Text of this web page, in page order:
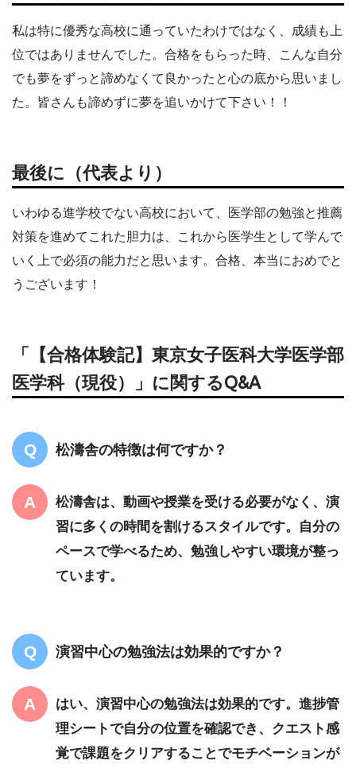
私は特に優秀な高校に通っていたわけではなく、成績も上
位ではありませんでした。合格をもらった時、こんな自分
でも夢をずっと諦めなくて良かったと心の底から思いまし
た。皆さんも諦めずに夢を追いかけて下さい！！
最後に（代表より）
いわゆる進学校でない高校において、医学部の勉強と推薦
対策を進めてこれた胆力は、これから医学生として学んで
いく上で必須の能力だと思います。合格、本当におめでと
うございます！
「【合格体験記】東京女子医科大学医学部
医学科（現役）」に関するQ&A
松濤舎の特徴は何ですか？
松濤舎は、動画や授業を受ける必要がなく、演
習に多くの時間を割けるスタイルです。自分の
ペースで学べるため、勉強しやすい環境が整っ
ています。
演習中心の勉強法は効果的ですか？
はい、演習中心の勉強法は効果的です。進捗管
理シートで自分の位置を確認でき、クエスト感
覚で課題をクリアすることでモチベーションが